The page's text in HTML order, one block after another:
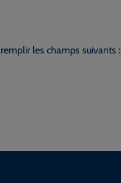
les champs suivants :